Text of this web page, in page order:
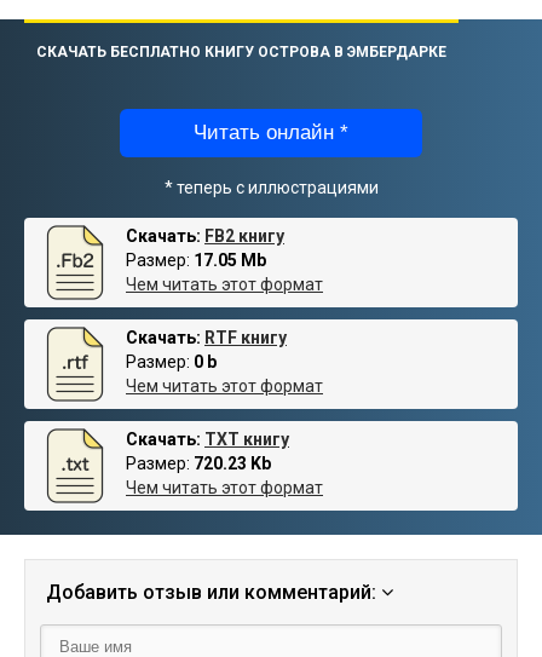
СКАЧАТЬ БЕСПЛАТНО КНИГУ ОСТРОВА В ЭМБЕРДАРКЕ
Читать онлайн *
* теперь с иллюстрациями
Скачать: FB2 книгу
Размер: 17.05 Mb
Чем читать этот формат
Скачать: RTF книгу
Размер: 0 b
Чем читать этот формат
Скачать: TXT книгу
Размер: 720.23 Kb
Чем читать этот формат
Добавить отзыв или комментарий: